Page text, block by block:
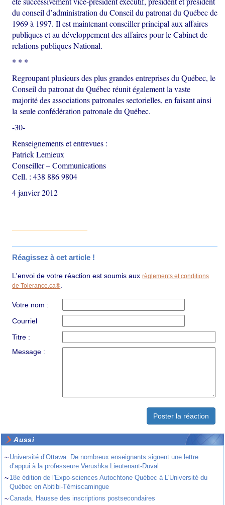
du conseil d’administration du Conseil du patronat du Québec de
1969 à 1997. Il est maintenant conseiller principal aux affaires
publiques et au développement des affaires pour le Cabinet de
relations publiques National.
* * *
Regroupant plusieurs des plus grandes entreprises du Québec, le
Conseil du patronat du Québec réunit également la vaste
majorité des associations patronales sectorielles, en faisant ainsi
la seule confédération patronale du Québec.
-30-
Renseignements et entrevues :
Patrick Lemieux
Conseiller – Communications
Cell. : 438 886 9804
4 janvier 2012
Réagissez à cet article !
L'envoi de votre réaction est soumis auxrèglements et conditions
de Tolerance.ca®
Votre nom :
Courriel
Titre :
Message :
Aussi
~ Université d’Ottawa. De nombreux enseignants signent une lettre
d’appui à la professeure Verushka Lieutenant-Duval
~ 18e édition de l'Expo-sciences Autochtone Québec à L'Université du
Québec en Abitibi-Témiscamingue
~Canada. Hausse des inscriptions postsecondaires